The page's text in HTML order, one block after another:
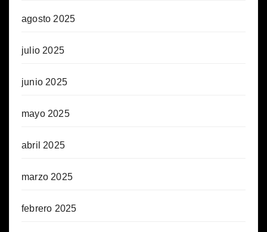
agosto 2025
julio 2025
junio 2025
mayo 2025
abril 2025
marzo 2025
febrero 2025